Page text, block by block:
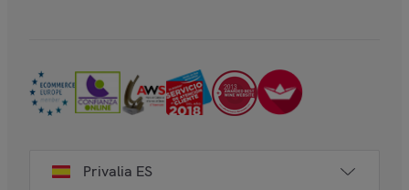
Privalia ES